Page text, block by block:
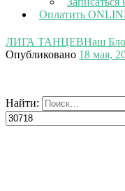
Оплатить
ЛИГА ТАНЦЕВНаш
Опубликовано 18 мая,
Найти: